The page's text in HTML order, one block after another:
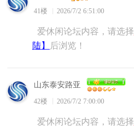
41楼 2026/7/2 6:51:00
爱休闲论坛内容，请选择
陆】
后浏览！
山东泰安路亚
42楼 2026/7/2 7:00:00
爱休闲论坛内容，请选择